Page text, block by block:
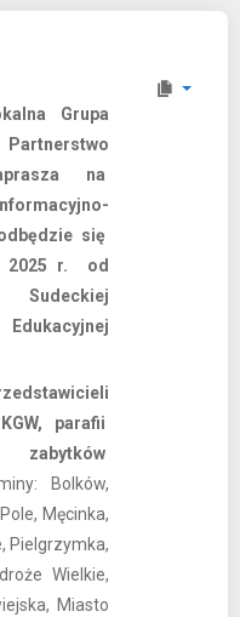
Grupa
na
się
2025 r. od
parafii
Bolków,
Męcinka,
Pielgrzymka,
Wielkie,
Miasto